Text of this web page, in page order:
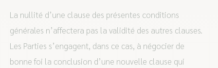
La nullité d’une clause des présentes conditions
générales n’affectera pas la validité des autres clauses.
Les Parties s’engagent, dans ce cas, à négocier de
bonne foi la conclusion d’une nouvelle clause qui